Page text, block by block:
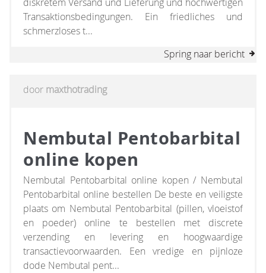
Transaktionsbedingungen. Ein friedliches und
schmerzloses t...
Spring naar bericht
door maxthotrading
Nembutal Pentobarbital
online kopen
Nembutal Pentobarbital online kopen / Nembutal
Pentobarbital online bestellen De beste en veiligste
plaats om Nembutal Pentobarbital (pillen, vloeistof
en poeder) online te bestellen met discrete
verzending en levering en hoogwaardige
transactievoorwaarden. Een vredige en pijnloze
dode Nembutal pent...